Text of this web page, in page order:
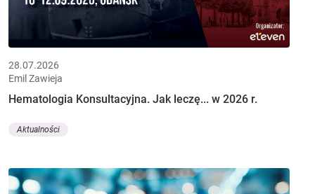
28.07.2026
Emil Zawieja
Hematologia Konsultacyjna. Jak leczę... w 2026 r.
Aktualności